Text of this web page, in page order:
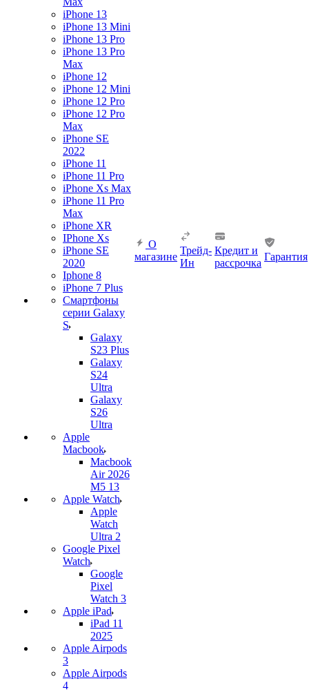
iPhone 13
iPhone 13 Mini
iPhone 13 Pro
iPhone 13 Pro
Max
iPhone 12
iPhone 12 Mini
iPhone 12 Pro
iPhone 12 Pro
Max
iPhone SE
2022
iPhone 11
iPhone 11 Pro
iPhone Xs Max
iPhone 11 Pro
Max
iPhone XR
IPhone Xs
iPhone SE
2020
Iphone 8
iPhone 7 Plus
Смартфоны
серии Galaxy
S
Galaxy
S23 Plus
Galaxy
S24
Ultra
Galaxy
S26
Ultra
Apple
Macbook
Macbook
Air 2026
M5 13
Apple Watch
Apple
Watch
Ultra 2
Google Pixel
Watch
Google
Pixel
Watch 3
Apple iPad
iPad 11
2025
Apple Airpods
3
Apple Airpods
4
О
магазине
Трейд-
Ин
Кредит и
рассрочка
Гарантия